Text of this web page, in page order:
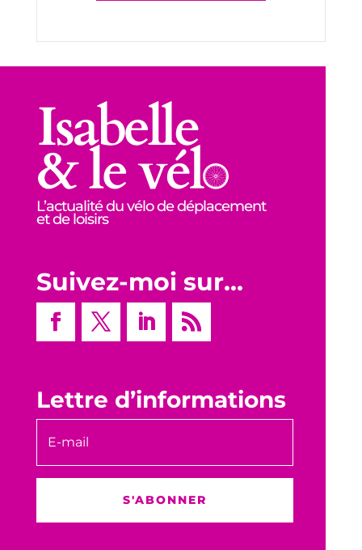
L’actualité du vélo de déplacement
et de loisirs
Suivez-moi sur…
Lettre d’informations
S'ABONNER